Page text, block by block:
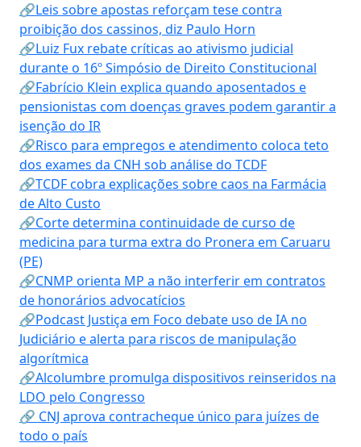
🔗Leis sobre apostas reforçam tese contra
proibição dos cassinos, diz Paulo Horn
🔗Luiz Fux rebate críticas ao ativismo judicial
durante o 16º Simpósio de Direito Constitucional
🔗Fabrício Klein explica quando aposentados e
pensionistas com doenças graves podem garantir a
isenção do IR
🔗Risco para empregos e atendimento coloca teto
dos exames da CNH sob análise do TCDF
🔗TCDF cobra explicações sobre caos na Farmácia
de Alto Custo
🔗Corte determina continuidade de curso de
medicina para turma extra do Pronera em Caruaru
(PE)
🔗CNMP orienta MP a não interferir em contratos
de honorários advocatícios
🔗Podcast Justiça em Foco debate uso de IA no
Judiciário e alerta para riscos de manipulação
algorítmica
🔗Alcolumbre promulga dispositivos reinseridos na
LDO pelo Congresso
🔗 CNJ aprova contracheque único para juízes de
todo o país